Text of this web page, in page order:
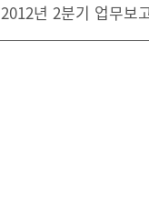
2012년 2분기 업무보